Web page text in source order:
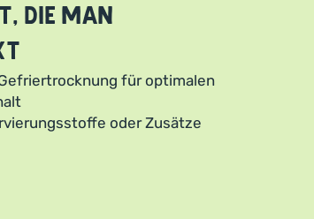
die man
für optimalen
oder Zusätze